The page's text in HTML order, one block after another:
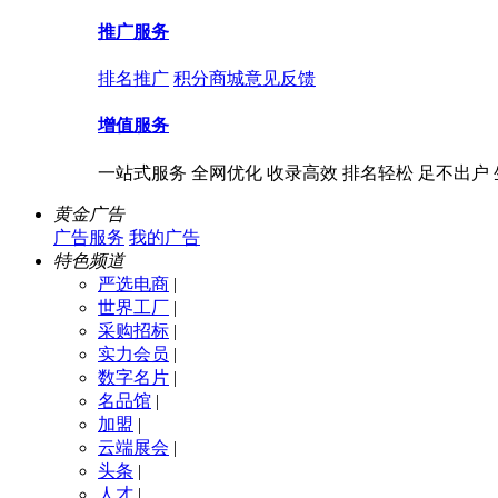
推广服务
排名推广 积分商城意见反馈
增值服务
一站式服务 全网优化 收录高效 排名轻松 足不出户
黄金广告
广告服务 我的广告
特色频道
严选电商 |
世界工厂 |
采购招标 |
实力会员 |
数字名片 |
名品馆 |
加盟 |
云端展会 |
头条 |
人才 |